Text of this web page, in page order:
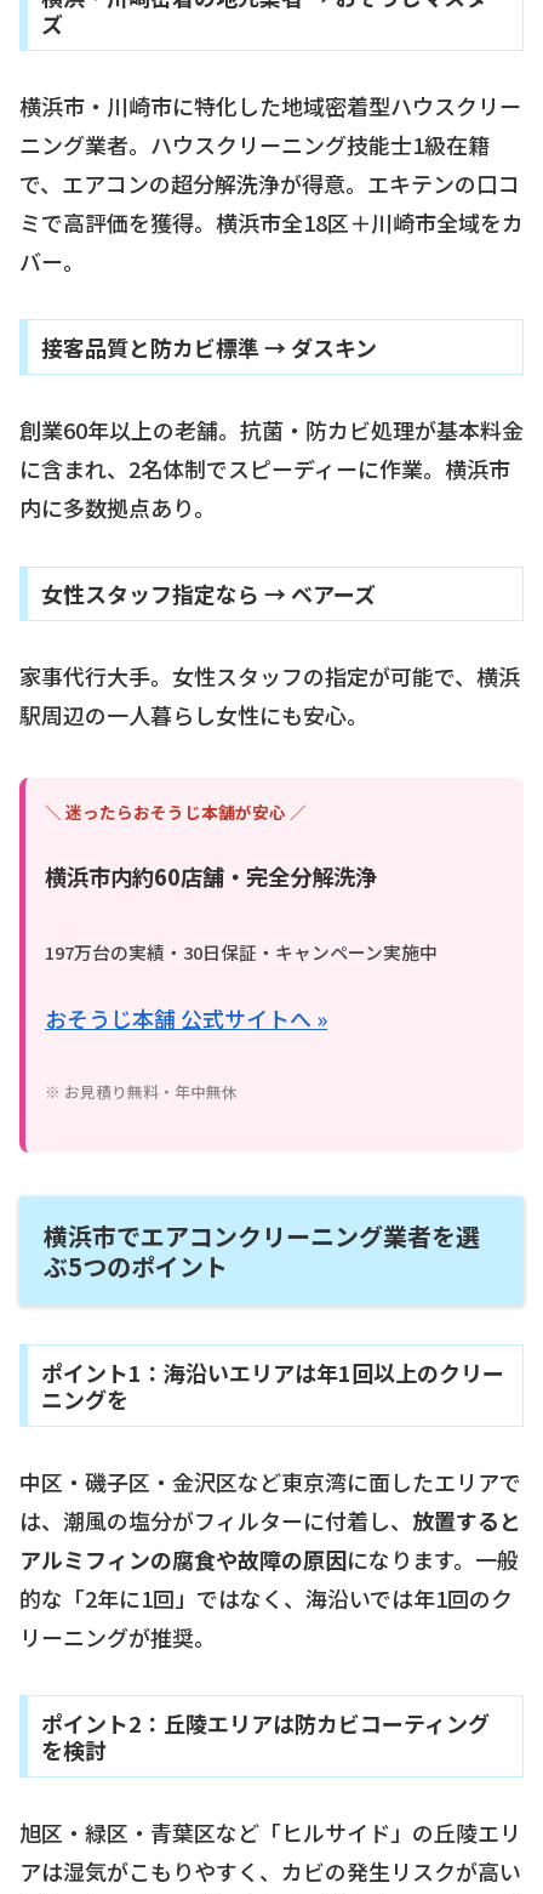
ズ
横浜市・川崎市に特化した地域密着型ハウスクリー
ニング業者。ハウスクリーニング技能士1級在籍
で、エアコンの超分解洗浄が得意。エキテンの口コ
ミで高評価を獲得。横浜市全18区＋川崎市全域をカ
バー。
接客品質と防カビ標準 → ダスキン
創業60年以上の老舗。抗菌・防カビ処理が基本料金
に含まれ、2名体制でスピーディーに作業。横浜市
内に多数拠点あり。
女性スタッフ指定なら → ベアーズ
家事代行大手。女性スタッフの指定が可能で、横浜
駅周辺の一人暮らし女性にも安心。
＼ 迷ったらおそうじ本舗が安心 ／
横浜市内約60店舗・完全分解洗浄
197万台の実績・30日保証・キャンペーン実施中
おそうじ本舗 公式サイトへ »
※ お見積り無料・年中無休
横浜市でエアコンクリーニング業者を選
ぶ5つのポイント
ポイント1：海沿いエリアは年1回以上のクリー
ニングを
中区・磯子区・金沢区など東京湾に面したエリアで
は、潮風の塩分がフィルターに付着し、 放置すると
アルミフィンの腐食や故障の原因になります。一般
的な「2年に1回」ではなく、海沿いでは年1回のク
リーニングが推奨。
ポイント2：丘陵エリアは防カビコーティング
を検討
旭区・緑区・青葉区など「ヒルサイド」の丘陵エリ
アは湿気がこもりやすく、カビの発生リスクが高い